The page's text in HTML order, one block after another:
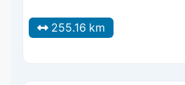
255.16 km